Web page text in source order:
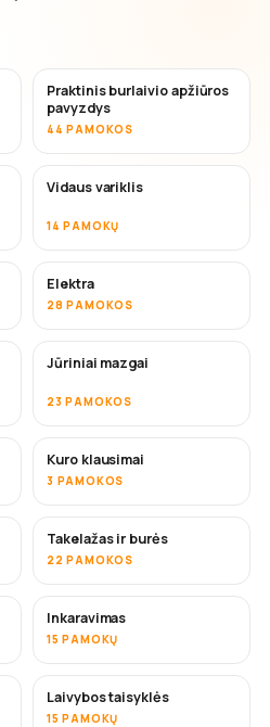
Praktinis burlaivio apžiūros
pavyzdys
44 PAMOKOS
Vidaus variklis
14 PAMOKŲ
Elektra
28 PAMOKOS
Jūriniai mazgai
23 PAMOKOS
Kuro klausimai
3 PAMOKOS
Takelažas ir burės
22 PAMOKOS
Inkaravimas
15 PAMOKŲ
Laivybos taisyklės
15 PAMOKŲ